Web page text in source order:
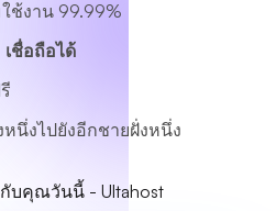
ช้งาน 99.99%
เชื่อถือได้
นึ่งไปยังอีกชายฝั่งหนึ่ง
กับคุณวันนี้ - Ultahost